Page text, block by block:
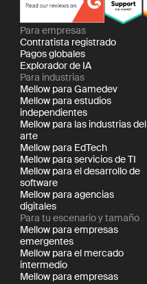
Para empresas
Contratista registrado
Pagos globales
Explorador de IA
Para industrias
Mellow para Gamedev
Mellow para estudios
independientes
Mellow para las industrias del
arte
Mellow para EdTech
Mellow para servicios de TI
Mellow para el desarrollo de
software
Mellow para agencias
digitales
Para tu escenario y tamaño
Mellow para empresas
emergentes
Mellow para el mercado
intermedio
Mellow para empresas